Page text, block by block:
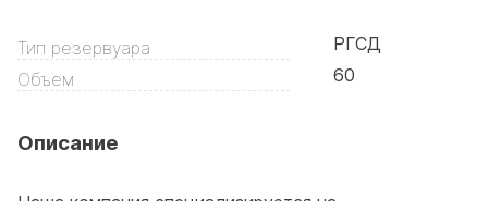
Тип резервуара
РГСД
Объем
60
Описание